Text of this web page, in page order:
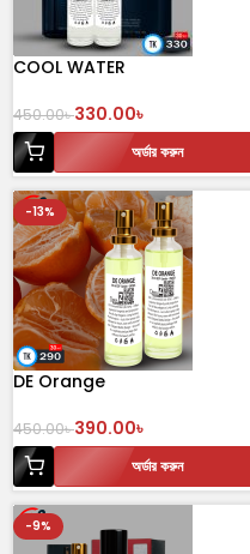
COOL WATER
450.00৳330.00৳
অর্ডার করুন
-13%
DE Orange
450.00৳390.00৳
অর্ডার করুন
-9%